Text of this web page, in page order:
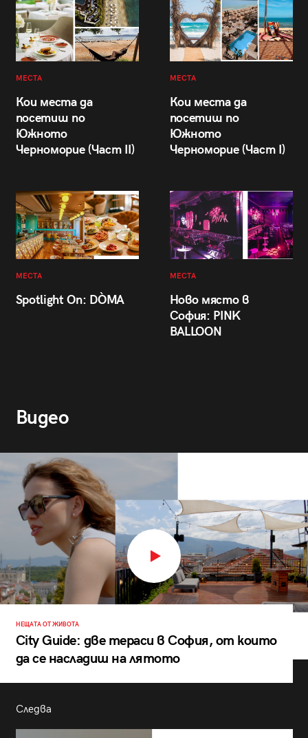
МЕСТА
Кои места да
посетиш по
Южното
Черноморие (Част II)
МЕСТА
Кои места да
посетиш по
Южното
Черноморие (Част I)
МЕСТА
Spotlight On: DÒMA
МЕСТА
Ново място в
София: PINK
BALLOON
Видео
НЕЩАТА ОТ ЖИВОТА
City Guide: две тераси в София, от които
да се насладиш на лятото
Следва